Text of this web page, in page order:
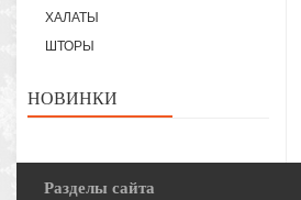
ХАЛАТЫ
ШТОРЫ
НОВИНКИ
Разделы сайта